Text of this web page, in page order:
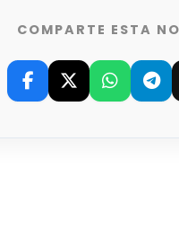
COMPARTE ESTA